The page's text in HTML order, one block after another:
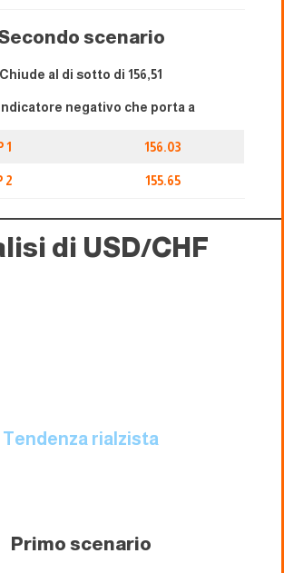
scenario
Chiude al di sotto di 156,51
negativo che porta a
1 156.03
2 155.65
di USD/CHF
Tendenza rialzista
Primo scenario